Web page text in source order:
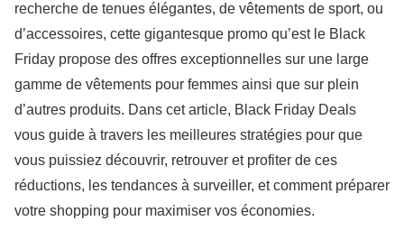
recherche de tenues élégantes, de vêtements de sport, ou
d’accessoires, cette gigantesque promo qu’est le Black
Friday propose des offres exceptionnelles sur une large
gamme de vêtements pour femmes ainsi que sur plein
d’autres produits. Dans cet article, Black Friday Deals
vous guide à travers les meilleures stratégies pour que
vous puissiez découvrir, retrouver et profiter de ces
réductions, les tendances à surveiller, et comment préparer
votre shopping pour maximiser vos économies.